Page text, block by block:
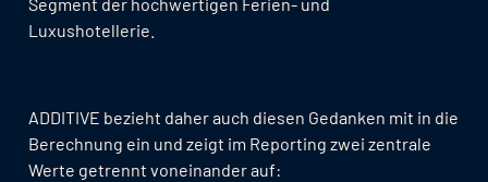
Luxushotellerie.
ADDITIVE bezieht daher auch diesen Gedanken mit in die
Berechnung ein und zeigt im Reporting zwei zentrale
Werte getrennt voneinander auf: